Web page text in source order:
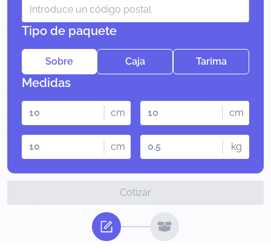
Tipo de paquete
Sobre Caja Tarima
Medidas
cm cm
cm kg
Cotizar